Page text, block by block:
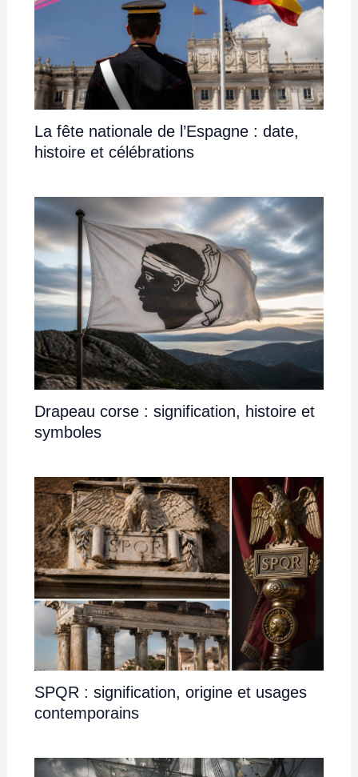
La fête nationale de l’Espagne : date,
histoire et célébrations
Drapeau corse : signification, histoire et
symboles
SPQR : signification, origine et usages
contemporains